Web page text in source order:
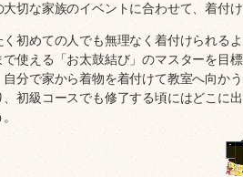
大切な家族のイベントに合わせて、着付
く初めての人でも無理なく着付けられる
で使える「お太鼓結び」のマスターを目
自分で家から着物を着付けて教室へ向か
、初級コースでも修了する頃にはどこに